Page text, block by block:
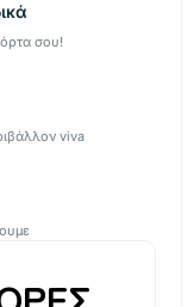
σου!
viva